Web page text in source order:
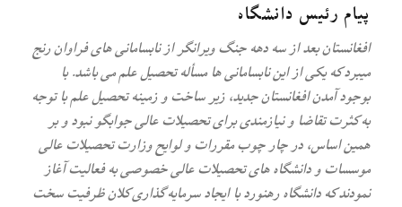
پیام رئیس دانشگاه
افغانستان بعد از سه دهه جنگ ویرانگر از نابسامانی های فراوان رنج
میبرد که یکی از این نابسامانی ها مسأله تحصیل علم می باشد. با
بوجود آمدن افغانستان جدید، زیر ساخت و زمینه تحصیل علم با توجه
به کثرت تقاضا و نیازمندی برای تحصیلات عالی جوابگو نبود و بر
همین اساس، در چار چوب مقررات و لوایح وزارت تحصیلات عالی
موسسات و دانشگاه های تحصیلات عالی خصوصی به فعالیت آغاز
نمودند که دانشگاه رهنورد با ایجاد سرمایه گذاری کلان ظرفیت سخت